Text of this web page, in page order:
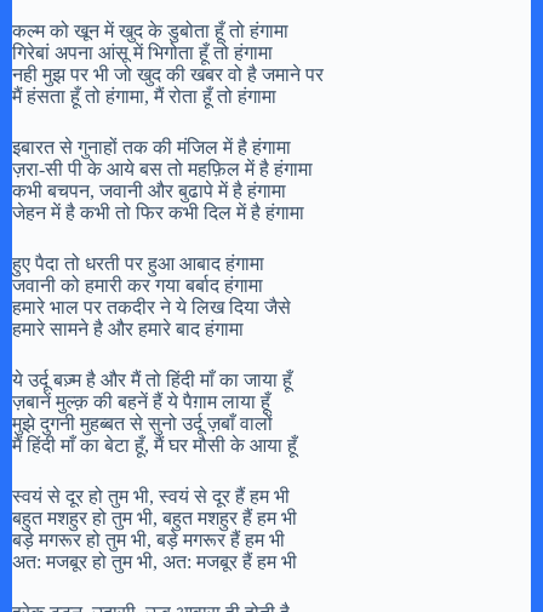
कल्म को खून में खुद के डुबोता हूँ तो हंगामा
गिरेबां अपना आंसू में भिगोता हूँ तो हंगामा
नही मुझ पर भी जो खुद की खबर वो है जमाने पर
मैं हंसता हूँ तो हंगामा, मैं रोता हूँ तो हंगामा
इबारत से गुनाहों तक की मंजिल में है हंगामा
ज़रा-सी पी के आये बस तो महफ़िल में है हंगामा
कभी बचपन, जवानी और बुढापे में है हंगामा
जेहन में है कभी तो फिर कभी दिल में है हंगामा
हुए पैदा तो धरती पर हुआ आबाद हंगामा
जवानी को हमारी कर गया बर्बाद हंगामा
हमारे भाल पर तकदीर ने ये लिख दिया जैसे
हमारे सामने है और हमारे बाद हंगामा
ये उर्दू बज़्म है और मैं तो हिंदी माँ का जाया हूँ
ज़बानें मुल्क़ की बहनें हैं ये पैग़ाम लाया हूँ
मुझे दुगनी मुहब्बत से सुनो उर्दू ज़बाँ वालों
मैं हिंदी माँ का बेटा हूँ, मैं घर मौसी के आया हूँ
स्वयं से दूर हो तुम भी, स्वयं से दूर हैं हम भी
बहुत मशहुर हो तुम भी, बहुत मशहुर हैं हम भी
बड़े मगरूर हो तुम भी, बड़े मगरूर हैं हम भी
अत: मजबूर हो तुम भी, अत: मजबूर हैं हम भी